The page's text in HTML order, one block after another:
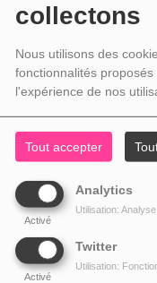
collectons
Nous utilisons des
fonctionnalités
l'expérience de nos
Tout accepter
Analytics
Activé
Utilisation: Analyse
Twitter
Activé
Utilisation:
VOTRE PUBLICITÉ